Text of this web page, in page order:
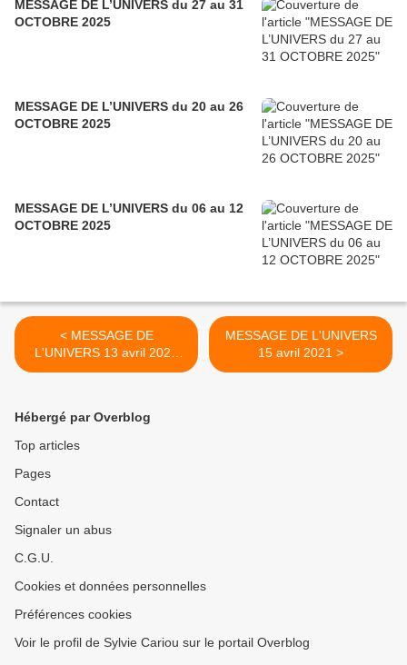
MESSAGE DE L’UNIVERS du 27 au 31
OCTOBRE 2025
MESSAGE DE L’UNIVERS du 20 au 26
OCTOBRE 2025
MESSAGE DE L’UNIVERS du 06 au 12
OCTOBRE 2025
< MESSAGE DE
L'UNIVERS 13 avril 2021
LES FLEURS: realisation de
MESSAGE DE L'UNIVERS
15 avril 2021 >
Hébergé par Overblog
Top articles
Pages
Contact
Signaler un abus
C.G.U.
Cookies et données personnelles
Préférences cookies
Voir le profil de Sylvie Cariou sur le portail Overblog